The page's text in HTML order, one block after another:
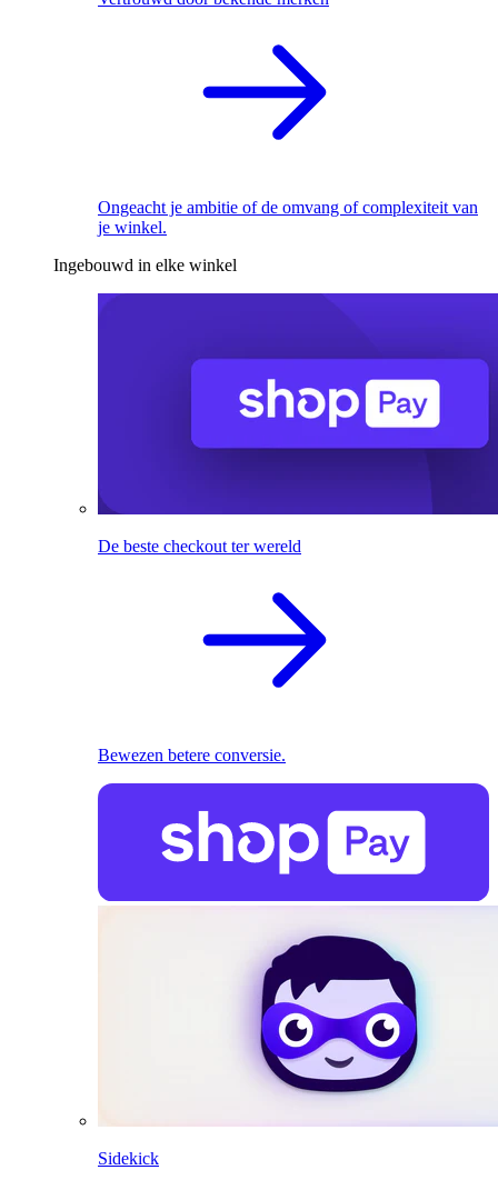
Ongeacht je ambitie of de omvang of complexiteit van
je winkel.
Ingebouwd in elke winkel
De beste checkout ter wereld
Bewezen betere conversie.
Sidekick